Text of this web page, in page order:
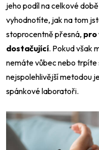
jeho podíl na celkové
vyhodnotíte, jak na tom
stoprocentně přesná, pro
dostačující. Pokud však
nemáte vůbec nebo trpíte
nejspolehlivější metodou
spánkové laboratoři.